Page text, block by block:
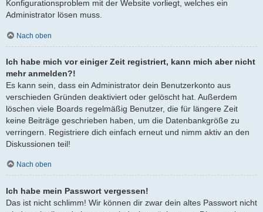
Konfigurationsproblem mit der Website vorliegt, welches ein
Administrator lösen muss.
Nach oben
Ich habe mich vor einiger Zeit registriert, kann mich aber nicht
mehr anmelden?!
Es kann sein, dass ein Administrator dein Benutzerkonto aus
verschieden Gründen deaktiviert oder gelöscht hat. Außerdem
löschen viele Boards regelmäßig Benutzer, die für längere Zeit
keine Beiträge geschrieben haben, um die Datenbankgröße zu
verringern. Registriere dich einfach erneut und nimm aktiv an den
Diskussionen teil!
Nach oben
Ich habe mein Passwort vergessen!
Das ist nicht schlimm! Wir können dir zwar dein altes Passwort nicht